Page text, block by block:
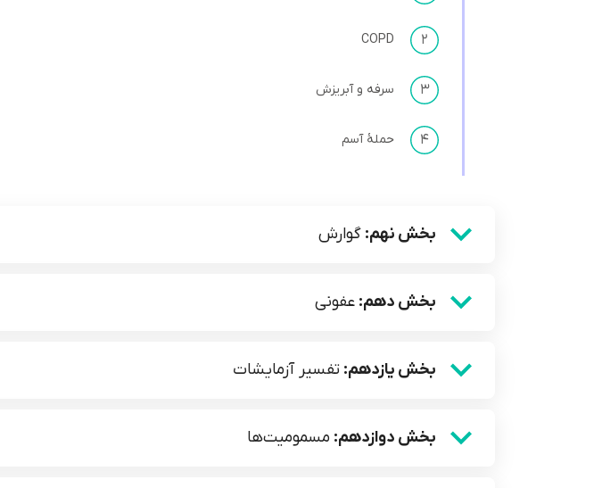
۲ COPD
۳ سرفه و آبریزش
۴ حملۀ آسم
بخش نهم: گوارش
بخش دهم: عفونی
بخش یازدهم: تفسیر آزمایشات
بخش دوازدهم: مسمومیت‌ها